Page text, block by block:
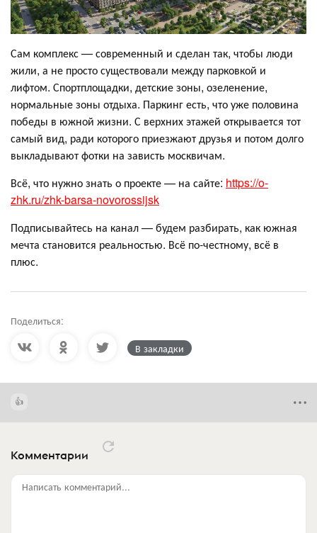
Сам комплекс — современный и сделан так, чтобы люди
жили, а не просто существовали между парковкой и
лифтом. Спортплощадки, детские зоны, озеленение,
нормальные зоны отдыха. Паркинг есть, что уже половина
победы в южной жизни. С верхних этажей открывается тот
самый вид, ради которого приезжают друзья и потом долго
выкладывают фотки на зависть москвичам.
Всё, что нужно знать о проекте — на сайте: https://o-
zhk.ru/zhk-barsa-novorossijsk
Подписывайтесь на канал — будем разбирать, как южная
мечта становится реальностью. Всё по-честному, всё в
плюс.
Поделиться:
В закладки
Комментарии
Написать комментарий...